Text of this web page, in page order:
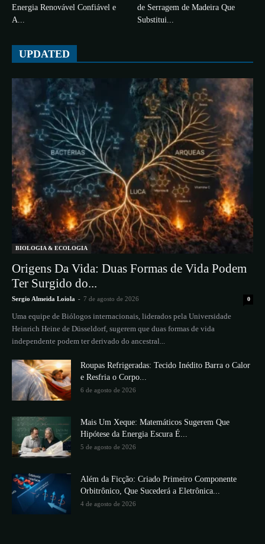
Energia Renovável Confiável e
A...
de Serragem de Madeira Que
Substitui...
UPDATED
BIOLOGIA & ECOLOGIA
Origens Da Vida: Duas Formas de Vida Podem
Ter Surgido do...
Sergio Almeida Loiola - 7 de agosto de 2026 0
Uma equipe de Biólogos internacionais, liderados pela Universidade
Heinrich Heine de Düsseldorf, sugerem que duas formas de vida
independente podem ter derivado do ancestral...
Roupas Refrigeradas: Tecido Inédito Barra o Calor
e Resfria o Corpo...
6 de agosto de 2026
Mais Um Xeque: Matemáticos Sugerem Que
Hipótese da Energia Escura É...
5 de agosto de 2026
Além da Ficção: Criado Primeiro Componente
Orbitrônico, Que Sucederá a Eletrônica...
4 de agosto de 2026